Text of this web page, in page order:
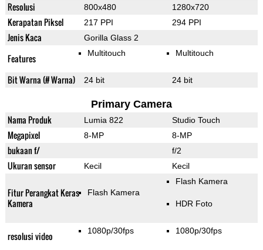
Resolusi 800x480 1280x720
Kerapatan Piksel 217 PPI 294 PPI
Jenis Kaca Gorilla Glass 2
Features Multitouch Multitouch
Bit Warna (# Warna) 24 bit 24 bit
Primary Camera
Nama Produk Lumia 822 Studio Touch
Megapixel 8-MP 8-MP
bukaan f/ f/2
Ukuran sensor Kecil Kecil
Fitur Perangkat Keras
Kamera
Flash Kamera
Flash Kamera
HDR Foto
resolusi video 1080p/30fps 1080p/30fps